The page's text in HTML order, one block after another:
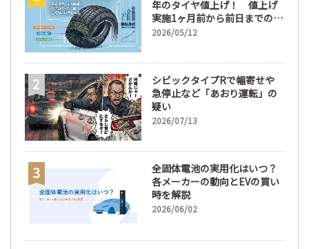
年のタイヤ値上げ！ 値上げ
実施1ヶ月前から前日までの期
間が販売において極めて重要
2026/05/12
シビックタイプRで幅寄せや
急停止など「あおり運転」の
疑い
2026/07/13
全固体電池の実用化はいつ？
各メーカーの動向とEVの買い
時を解説
2026/06/02